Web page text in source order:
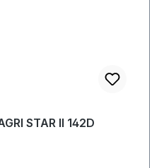
STAR II 142D